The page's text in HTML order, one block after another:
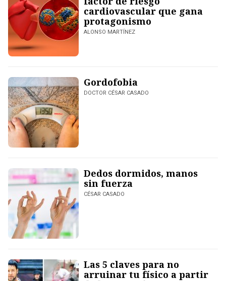
cardiovascular que gana
protagonismo
ALONSO MARTÍNEZ
Gordofobia
DOCTOR CÉSAR CASADO
Dedos dormidos, manos
sin fuerza
CÉSAR CASADO
Las 5 claves para no
arruinar tu físico a partir